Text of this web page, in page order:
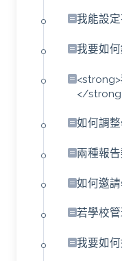
我能設
我要如何
</
如何調
兩種報
如何邀
若學校
我要如